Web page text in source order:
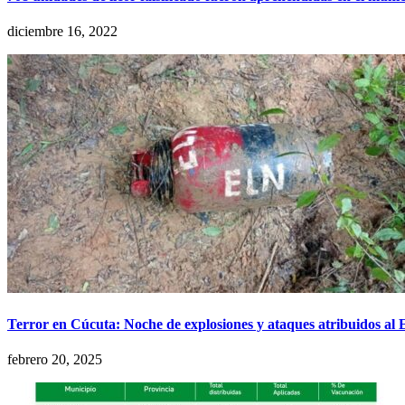
diciembre 16, 2022
Terror en Cúcuta: Noche de explosiones y ataques atribuidos al
febrero 20, 2025